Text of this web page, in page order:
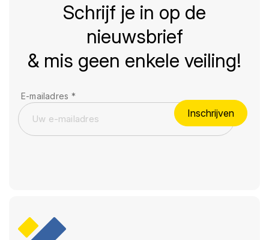
Schrijf je in op de
nieuwsbrief
& mis geen enkele veiling!
E-mailadres *
Inschrijven